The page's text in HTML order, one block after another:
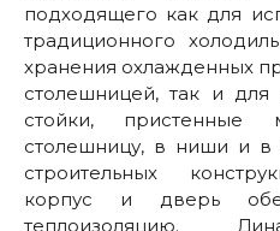
подходящего как для
традиционного
хранения охлажденных
столешницей, так и
стойки,
столешницу, в ниши и в
строительных
корпус и дверь
теплоизоляцию.